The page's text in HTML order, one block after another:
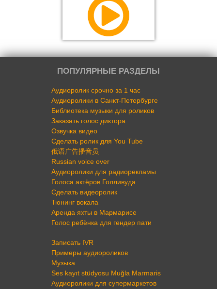
ПОПУЛЯРНЫЕ РАЗДЕЛЫ
Аудиоролик срочно за 1 час
Аудиоролики в Санкт-Петербурге
Библиотека музыки для роликов
Заказать голос диктора
Озвучка видео
Сделать ролик для You Tube
俄语广告播音员
Russian voice over
Аудиоролики для радиорекламы
Голоса актёров Голливуда
Сделать видеоролик
Тюнинг вокала
Аренда яхты в Мармарисе
Голос ребёнка для гендер пати
Записать IVR
Примеры аудиороликов
Музыка
Ses kayıt stüdyosu Muğla Marmaris
Аудиоролики для супермаркетов